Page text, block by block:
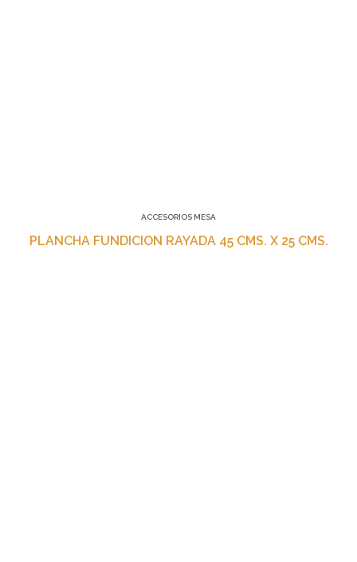
ACCESORIOS MESA
PLANCHA FUNDICION RAYADA 45 CMS. X 25 CMS.